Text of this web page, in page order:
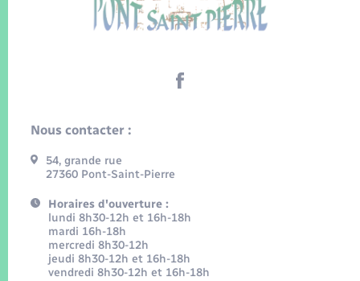
Nous contacter :
54, grande rue
27360 Pont-Saint-Pierre
Horaires d'ouverture :
lundi 8h30-12h et 16h-18h
mardi 16h-18h
mercredi 8h30-12h
jeudi 8h30-12h et 16h-18h
vendredi 8h30-12h et 16h-18h